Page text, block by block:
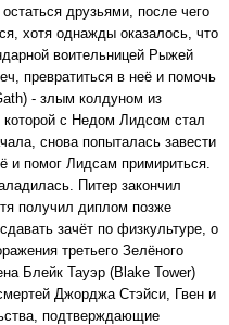
друзьями, после чего
хотя однажды оказалось, что
воительницей Рыжей
превратиться в неё и помочь
- злым колдуном из
которой с Недом Лидсом стал
снова попыталась завести
и помог Лидсам примириться.
Питер закончил
получил диплом позже
зачёт по физкультуре, о
третьего Зелёного
Блейк Тауэр (Blake Tower)
Джорджа Стэйси, Гвен и
подтверждающие